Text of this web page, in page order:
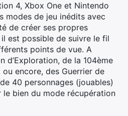
4, Xbox One et Nintendo
modes de jeu inédits avec
de créer ses propres
est possible de suivre le fil
points de vue. A
d’Exploration, de la 104ème
ou encore, des Guerrier de
40 personnages (jouables)
bien du mode récupération